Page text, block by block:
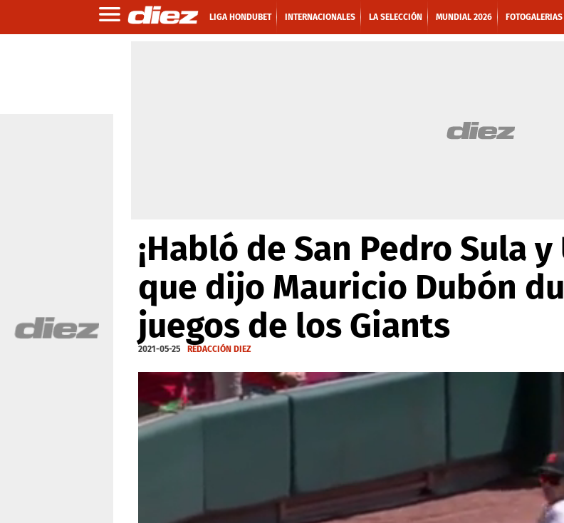
LIGA HONDUBET INTERNACIONALES LA SELECCIÓN MUNDIAL 2026 FOTOGALERIAS
¡Habló de San Pedro Sula
que dijo Mauricio Dubón
juegos de los Giants
2021-05-25 REDACCIÓN DIEZ